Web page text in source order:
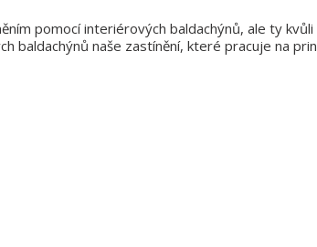
pomocí interiérových baldachýnů, ale ty
baldachýnů naše zastínění, které pracuje na